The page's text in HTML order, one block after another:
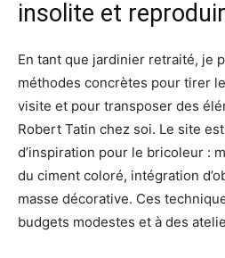
insolite et
En tant que jardinier retraité, je
méthodes concrètes pour tirer
visite et pour transposer des
Robert Tatin chez soi. Le site
d’inspiration pour le bricoleur :
du ciment coloré, intégration
masse décorative. Ces
budgets modestes et à des